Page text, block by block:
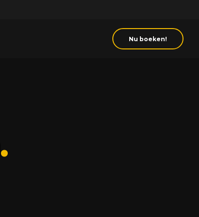
Nu boeken!